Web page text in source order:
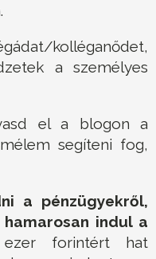
kolléganődet,
a személyes
el a blogon a
segíteni fog,
a pénzügyekről,
hamarosan indul a
forintért hat